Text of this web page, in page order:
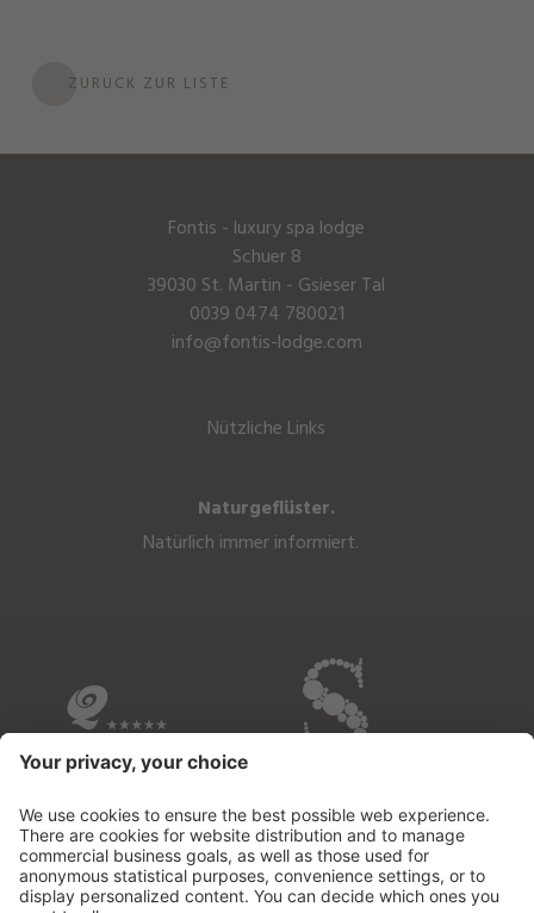
ZURÜCK ZUR LISTE
Fontis - luxury spa lodge
Schuer 8
39030 St. Martin - Gsieser Tal
0039 0474 780021
info@fontis-lodge.com
Nützliche Links
Naturgeflüster.
Natürlich immer informiert.
ALLE BETRIEBE IM ÜBERBLICK